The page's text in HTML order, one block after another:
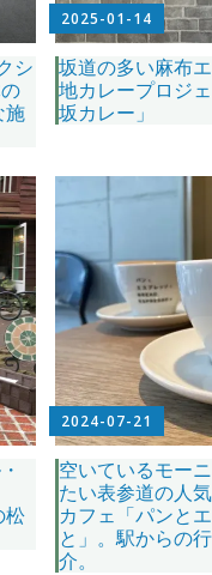
シ
施
2025-01-14
坂道の多い麻布
地カレープロジ
坂カレー」
松
2024-07-21
空いているモー
たい表参道の人
カフェ「パンと
と」。駅からの
介。